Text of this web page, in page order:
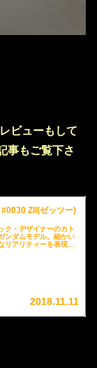
ビューもして
事もご覧下さ
ZII(ゼッツー)
ク・デザイナーのカト
ンダムモデル。細かい
リアリティーを表現
2018.11.11